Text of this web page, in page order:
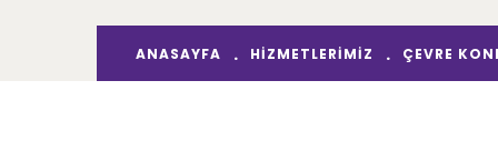
ANASAYFA HIZMETLERIMIZ ÇEVRE